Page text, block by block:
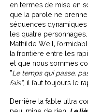
en termes de mise en
que la parole ne
séquences
les quatre
Mathilde Weil,
la frontière entre les
et que nous sommes
“Le temps qui passe,
fais”, il faut toujours le
Derrière la fable ultra